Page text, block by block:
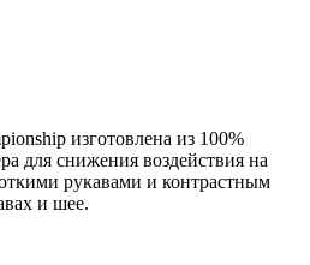
изготовлена из 100%
для снижения воздействия на
рукавами и контрастным
и шее.